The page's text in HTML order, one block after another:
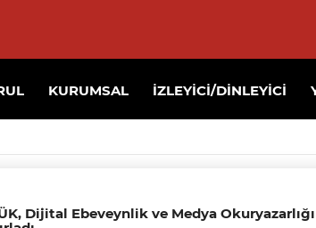
KURUMSAL İZLEYICI/DINLEYICI
Dijital Ebeveynlik ve Medya